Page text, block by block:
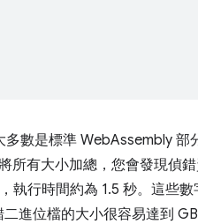
數是標準 WebAssembly 部
所有大小加總，您會發現偵
執行時間約為 1.5 秒。這些
進位檔的大小很容易達到